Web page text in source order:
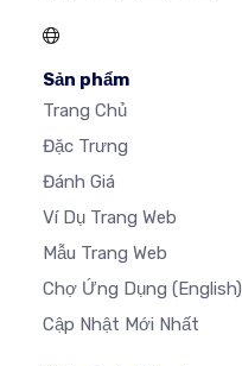
Sản phẩm
Trang Chủ
Đặc Trưng
Đánh Giá
Ví Dụ Trang Web
Mẫu Trang Web
Chợ Ứng Dụng (English)
Cập Nhật Mới Nhất